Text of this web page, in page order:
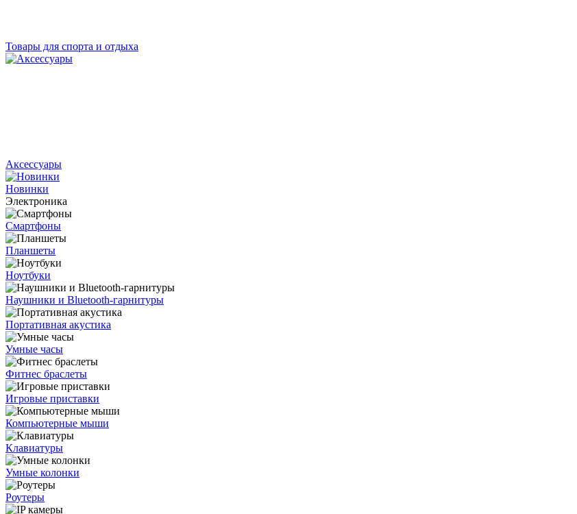
Товары для спорта и отдыха
Аксессуары
Новинки
Электроника
Смартфоны
Планшеты
Ноутбуки
Наушники и Bluetooth-гарнитуры
Портативная акустика
Умные часы
Фитнес браслеты
Игровые приставки
Компьютерные мыши
Клавиатуры
Умные колонки
Роутеры